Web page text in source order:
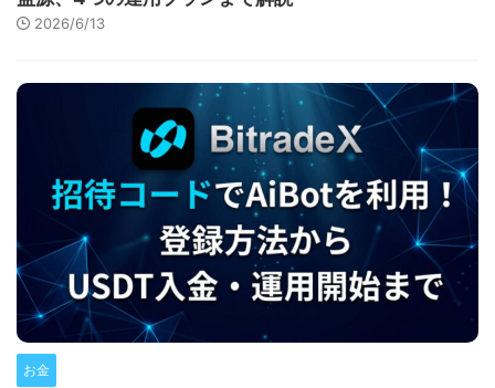
2026/6/13
お金